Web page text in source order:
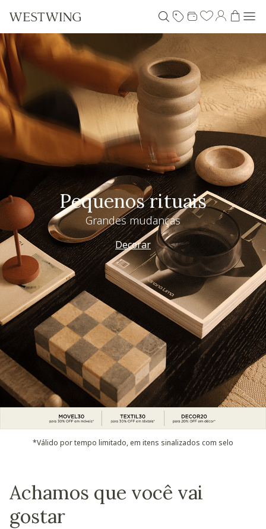
Pequenos rituais
Grandes mudanças
Decorar
*Válido por tempo limitado, em itens sinalizados com selo
Achamos que você vai
gostar